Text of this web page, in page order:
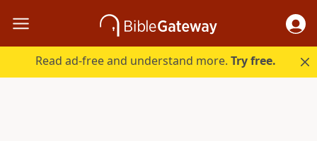
Read ad-free and understand more.Try free.